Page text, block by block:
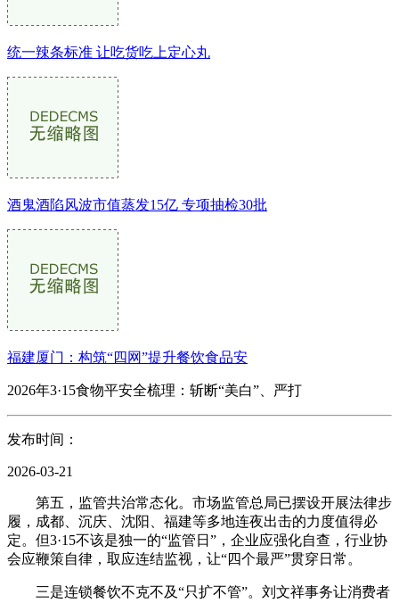
统一辣条标准 让吃货吃上定心丸
酒鬼酒陷风波市值蒸发15亿 专项抽检30批
福建厦门：构筑“四网”提升餐饮食品安
2026年3·15食物平安全梳理：斩断“美白”、严打
发布时间：
2026-03-21
第五，监管共治常态化。市场监管总局已摆设开展法律步
履，成都、沉庆、沈阳、福建等多地连夜出击的力度值得必
定。但3·15不该是独一的“监管日”，企业应强化自查，行业协
会应鞭策自律，取应连结监视，让“四个最严”贯穿日常。
三是连锁餐饮不克不及“只扩不管”。刘文祥事务让消费者